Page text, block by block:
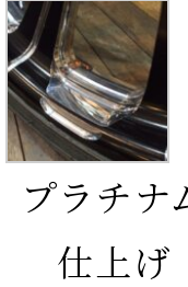
プラチナ
仕上げ